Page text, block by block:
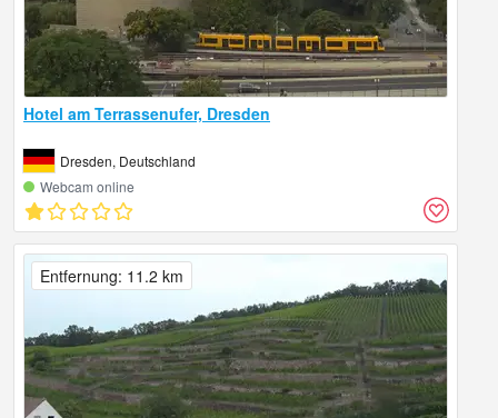
Hotel am Terrassenufer, Dresden
Dresden, Deutschland
Webcam online
Entfernung: 11.2 km